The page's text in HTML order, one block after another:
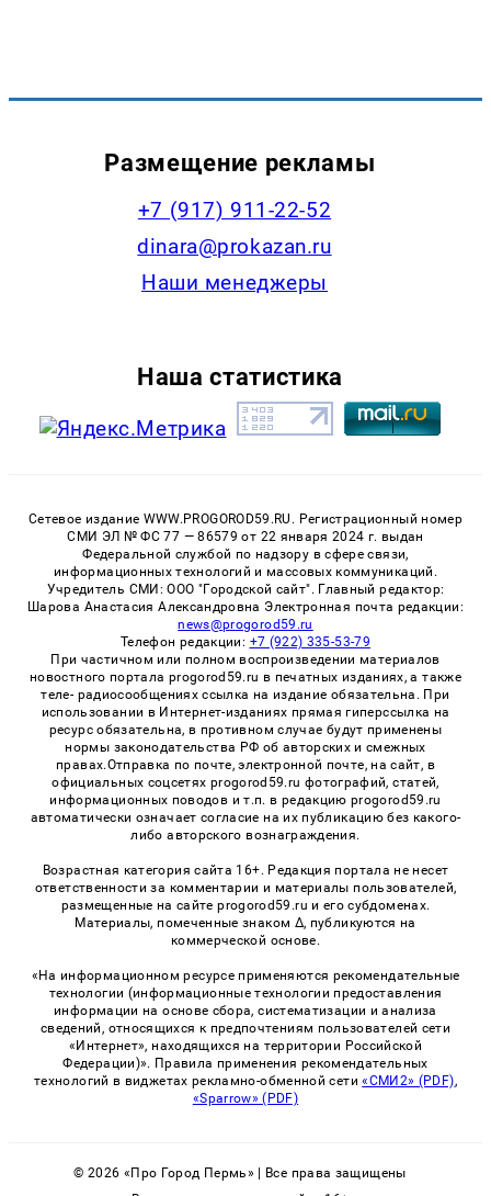
Размещение рекламы
+7 (917) 911-22-52
dinara@prokazan.ru
Наши менеджеры
Наша статистика
Сетевое издание WWW.PROGOROD59.RU. Регистрационный номер
СМИ ЭЛ № ФС 77 — 86579 от 22 января 2024 г. выдан
Федеральной службой по надзору в сфере связи,
информационных технологий и массовых коммуникаций.
Учредитель СМИ: ООО "Городской сайт". Главный редактор:
Шарова Анастасия Александровна Электронная почта редакции:
news@progorod59.ru
Телефон редакции: +7 (922) 335-53-79
При частичном или полном воспроизведении материалов
новостного портала progorod59.ru в печатных изданиях, а также
теле- радиосообщениях ссылка на издание обязательна. При
использовании в Интернет-изданиях прямая гиперссылка на
ресурс обязательна, в противном случае будут применены
нормы законодательства РФ об авторских и смежных
правах.Отправка по почте, электронной почте, на сайт, в
официальных соцсетях progorod59.ru фотографий, статей,
информационных поводов и т.п. в редакцию progorod59.ru
автоматически означает согласие на их публикацию без какого-
либо авторского вознаграждения.
Возрастная категория сайта 16+. Редакция портала не несет
ответственности за комментарии и материалы пользователей,
размещенные на сайте progorod59.ru и его субдоменах.
Материалы, помеченные знаком Δ, публикуются на
коммерческой основе.
«На информационном ресурсе применяются рекомендательные
технологии (информационные технологии предоставления
информации на основе сбора, систематизации и анализа
сведений, относящихся к предпочтениям пользователей сети
«Интернет», находящихся на территории Российской
Федерации)». Правила применения рекомендательных
технологий в виджетах рекламно-обменной сети«СМИ2» (PDF),
«Sparrow» (PDF)
© 2026 «Про Город Пермь» | Все права защищены